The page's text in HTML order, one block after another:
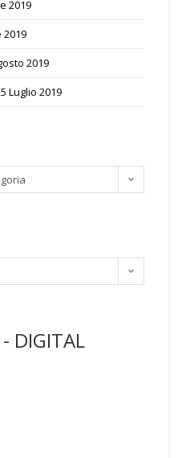
2019
2019
2019
Luglio 2019
DIGITAL